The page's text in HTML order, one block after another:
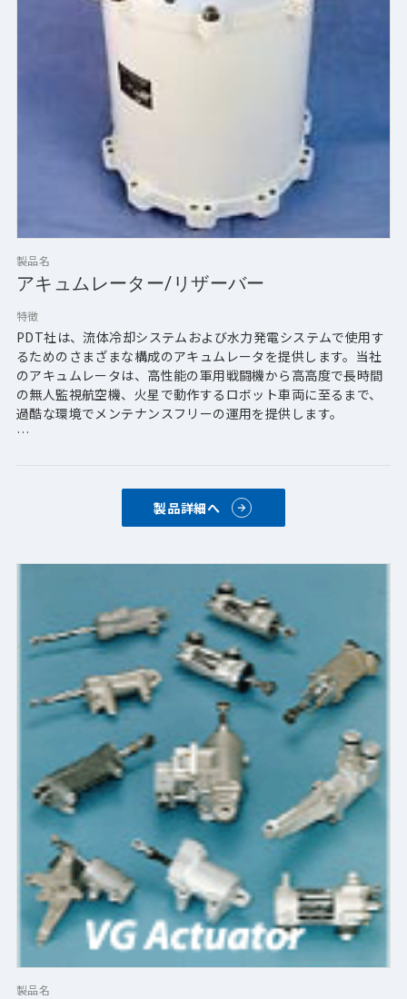
製品名
アキュムレーター/リザーバー
特徴
PDT社は、流体冷却システムおよび水力発電システムで使用す
るためのさまざまな構成のアキュムレータを提供します。当社
のアキュムレータは、高性能の軍用戦闘機から高高度で長時間
の無人監視航空機、火星で動作するロボット車両に至るまで、
過酷な環境でメンテナンスフリーの運用を提供します。
さまざまな流体での使用に適したアキュムレータを設計および
製品名
製品詳細へ